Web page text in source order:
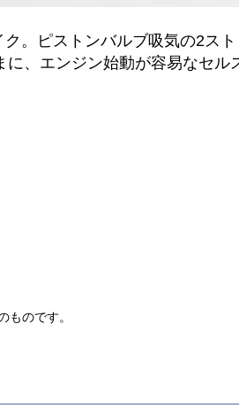
。ピストンバルブ吸気の2ス
、エンジン始動が容易なセル
のです。